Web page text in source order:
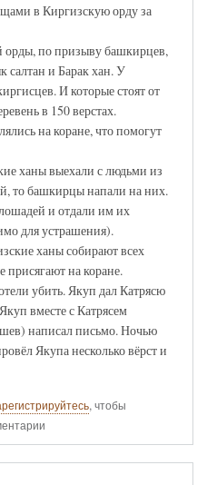
в Киргизскую орду за
орды, по призыву башкирцев,
салтан и Барак хан. У
И которые стоят от
в 150 верстах.
на коране, что помогут
ханы выехали с людьми из
то башкирцы напали на них.
и отдали им их
для устрашения).
ханы собирают всех
присягают на коране.
убить. Якуп дал Катрясю
вместе с Катрясем
написал письмо. Ночью
Якупа несколько вёрст и
, чтобы